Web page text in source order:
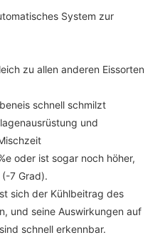
System zur
zu allen anderen Eissorten
schnell schmilzt
und
oder ist sogar noch höher,
7 Grad).
sich der Kühlbeitrag des
und seine Auswirkungen auf
schnell erkennbar.